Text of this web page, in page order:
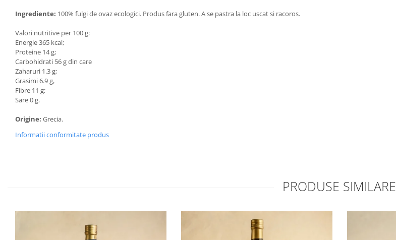
Ingrediente: 100% fulgi de ovaz ecologici. Produs fara gluten. A se pastra la loc uscat si racoros.
Valori nutritive per 100 g:
Energie 365 kcal;
Proteine 14 g;
Carbohidrati 56 g din care
Zaharuri 1.3 g;
Grasimi 6.9 g,
Fibre 11 g;
Sare 0 g.
Origine: Grecia.
Informatii conformitate produs
PRODUSE SIMILARE